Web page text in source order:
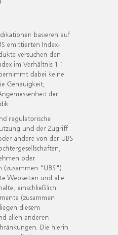
basieren auf
emittierten Index-
versuchen den
im Verhältnis 1:1
dabei keine
Genauigkeit,
der
regulatorische
und der Zugriff
andere von der UBS
oder
(zusammen "UBS")
Webseiten und alle
einschließlich
(zusammen
diesem
allen anderen
Die hierin